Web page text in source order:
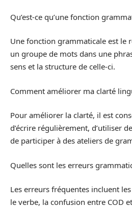
Qu’est-ce qu’une fonction
Une fonction grammaticale est le
un groupe de mots dans une
sens et la structure de celle-ci.
Comment améliorer ma clarté
Pour améliorer la clarté, il est
d’écrire régulièrement, d’utiliser
de participer à des ateliers de
Quelles sont les erreurs
Les erreurs fréquentes incluent
le verbe, la confusion entre COD